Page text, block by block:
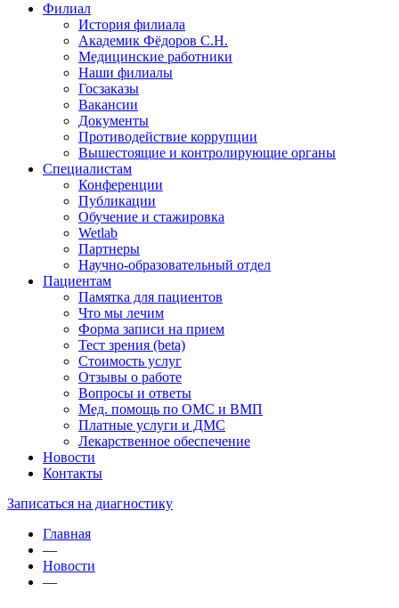
Филиал
История филиала
Академик Фёдоров С.Н.
Медицинские работники
Наши филиалы
Госзаказы
Вакансии
Документы
Противодействие коррупции
Вышестоящие и контролирующие органы
Специалистам
Конференции
Публикации
Обучение и стажировка
Wetlab
Партнеры
Научно-образовательный отдел
Пациентам
Памятка для пациентов
Что мы лечим
Форма записи на прием
Тест зрения (beta)
Стоимость услуг
Отзывы о работе
Вопросы и ответы
Мед. помощь по ОМС и ВМП
Платные услуги и ДМС
Лекарственное обеспечение
Новости
Контакты
Записаться на диагностику
Главная
—
Новости
—